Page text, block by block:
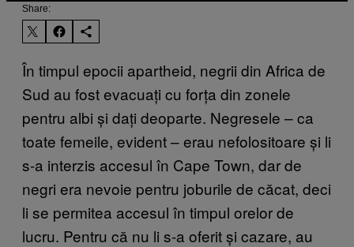
Share:
În timpul epocii apartheid, negrii din Africa de
Sud au fost evacuați cu forța din zonele
pentru albi și dați deoparte. Negresele – ca
toate femeile, evident – erau nefolositoare și li
s-a interzis accesul în Cape Town, dar de
negri era nevoie pentru joburile de căcat, deci
li se permitea accesul în timpul orelor de
lucru. Pentru că nu li s-a oferit și cazare, au